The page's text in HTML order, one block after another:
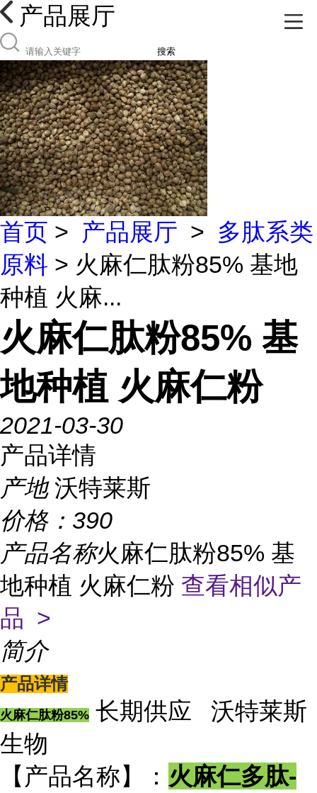
产品展厅
搜索
首页 > 产品展厅 > 多肽系类
原料 > 火麻仁肽粉85% 基地
种植 火麻...
火麻仁肽粉85% 基
地种植 火麻仁粉
2021-03-30
产品详情
产地 沃特莱斯
价格： 390
产品名称火麻仁肽粉85% 基
地种植 火麻仁粉 查看相似产
品 >
简介
产品详情
火麻仁肽粉85% 长期供应 沃特莱斯
生物
【产品名称】： 火麻仁多肽-